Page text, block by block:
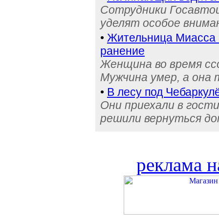
Сотрудники
уделят особое
• Жительница Миасса
ранение
Женщина во время
Мужчина умер, а она
• В лесу под
Они приехали в
решили вернуться
реклама